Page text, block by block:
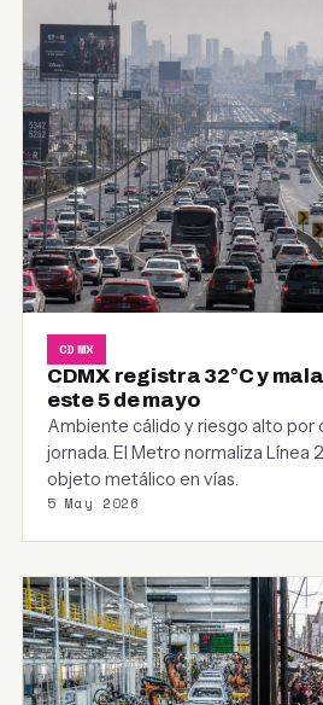
CDMX
CDMX registra 32°C y
este 5 de mayo
Ambiente cálido y riesgo alto por
jornada. El Metro normaliza Línea
objeto metálico en vías.
5 May 2026